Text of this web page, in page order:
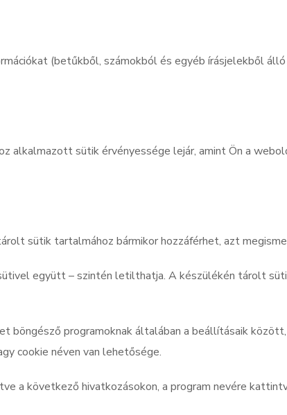
(betűkből, számokból és egyéb írásjelekből
alkalmazott sütik érvényessége lejár, amint Ön a
sütik tartalmához bármikor hozzáférhet, azt
együtt – szintén letilthatja. A készülékén tárolt
programoknak általában a beállításaik
cookie néven van lehetősége.
a következő hivatkozásokon, a program nevére